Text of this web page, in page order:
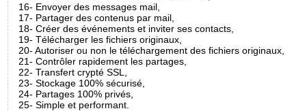
16- Envoyer des messages mail,
17- Partager des contenus par mail,
18- Créer des événements et inviter ses contacts,
19- Télécharger les fichiers originaux,
20- Autoriser ou non le téléchargement des fichiers originaux,
21- Contrôler rapidement les partages,
22- Transfert crypté SSL,
23- Stockage 100% sécurisé,
24- Partages 100% privés,
25- Simple et performant.